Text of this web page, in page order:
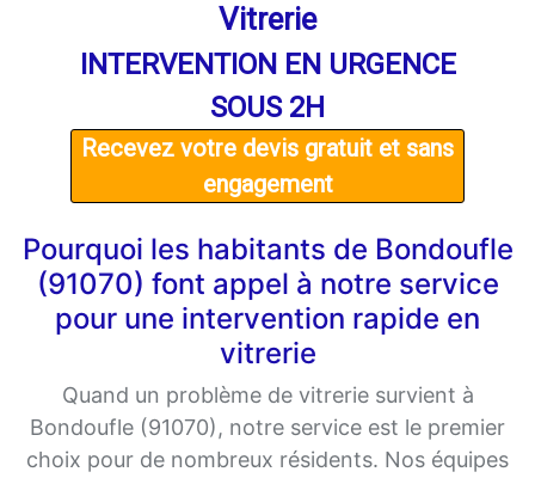
Vitrerie
INTERVENTION EN URGENCE
SOUS 2H
Recevez votre devis gratuit et sans
engagement
Pourquoi les habitants de Bondoufle
(91070) font appel à notre service
pour une intervention rapide en
vitrerie
Quand un problème de vitrerie survient à
Bondoufle (91070), notre service est le premier
choix pour de nombreux résidents. Nos équipes